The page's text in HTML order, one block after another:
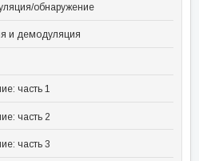
обнаружение
и демодуляция
часть 1
часть 2
часть 3